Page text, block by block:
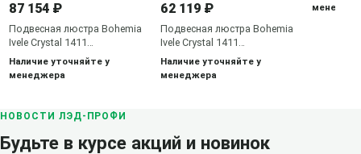
87 154 ₽
Подвесная люстра Bohemia
Ivele Crystal 1411
1411/10+5/240/G/Balls
Наличие уточняйте у
менеджера
62 119 ₽
Подвесная люстра Bohemia
Ivele Crystal 1411
1411/10/195/G/Leafs
Наличие уточняйте у
менеджера
НОВОСТИ ЛЭД-ПРОФИ
Будьте в курсе акций и новинок